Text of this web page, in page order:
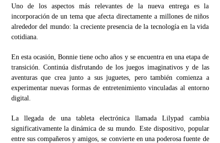
Uno de los aspectos más relevantes de la nueva entrega es la
incorporación de un tema que afecta directamente a millones de niños
alrededor del mundo: la creciente presencia de la tecnología en la vida
cotidiana.
En esta ocasión, Bonnie tiene ocho años y se encuentra en una etapa de
transición. Continúa disfrutando de los juegos imaginativos y de las
aventuras que crea junto a sus juguetes, pero también comienza a
experimentar nuevas formas de entretenimiento vinculadas al entorno
digital.
La llegada de una tableta electrónica llamada Lilypad cambia
significativamente la dinámica de su mundo. Este dispositivo, popular
entre sus compañeros y amigos, se convierte en una poderosa fuente de